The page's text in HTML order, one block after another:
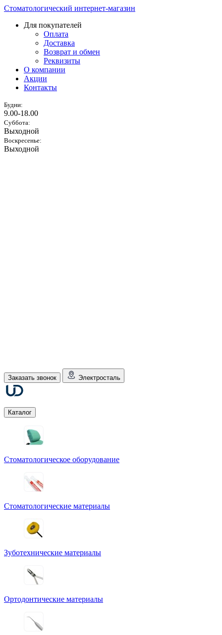
Стоматологический интернет-магазин
Для покупателей
Оплата
Доставка
Возврат и обмен
Реквизиты
О компании
Акции
Контакты
Будни:
9.00-18.00
Суббота:
Выходной
Воскресенье:
Выходной
Заказать звонок Электросталь
Каталог
Стоматологическое оборудование
Стоматологические материалы
Зуботехнические материалы
Ортодонтические материалы